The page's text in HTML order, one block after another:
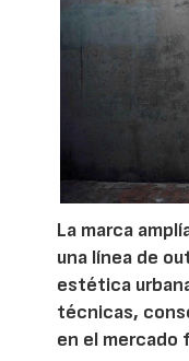
La marca
una línea de
estética
técnicas,
en el mercado